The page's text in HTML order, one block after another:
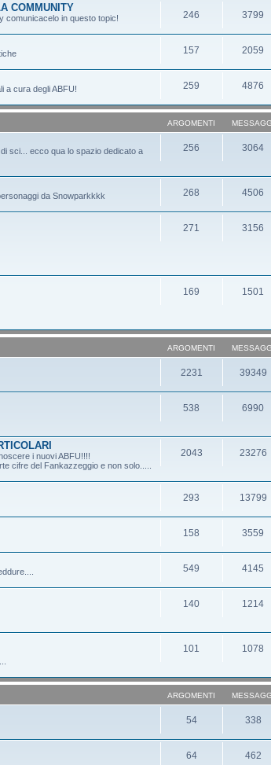
COMMUNITY
comunicacelo in questo topic!
246 3799
157 2059
a cura degli ABFU!
259 4876
ARGOMENTI
sci... ecco qua lo spazio dedicato a
256 3064
da Snowparkkkk
268 4506
271 3156
169 1501
ARGOMENTI
2231 39349
538 6990
i nuovi ABFU!!!!
cifre del Fankazzeggio e non solo.....
2043 23276
293 13799
158 3559
549 4145
140 1214
101 1078
ARGOMENTI
54 338
64 462